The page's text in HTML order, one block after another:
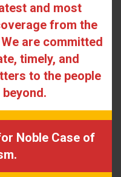
and most
from the
are committed
timely, and
to the people
Noble Case of